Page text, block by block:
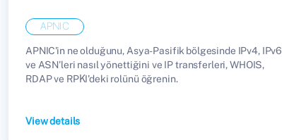
APNIC
APNIC'in ne olduğunu, Asya-Pasifik bölgesinde IPv4, IPv6
ve ASN'leri nasıl yönettiğini ve IP transferleri, WHOIS,
RDAP ve RPKI'deki rolünü öğrenin.
View details